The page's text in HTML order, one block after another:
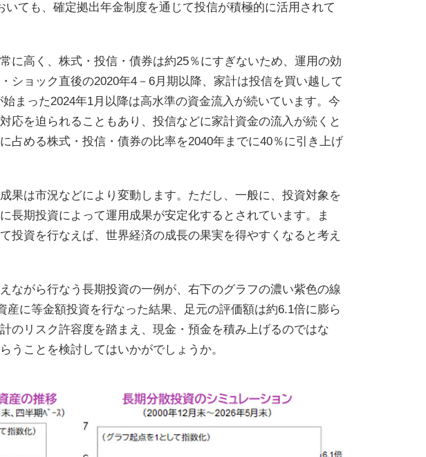
ても、確定拠出年金制度を通じて投信が積極的に活用されて
に高く、株式・投信・債券は約25％にすぎないため、運用の効
ショック直後の2020年4－6月期以降、家計は投信を買い越して
まった2024年1月以降は高水準の資金流入が続いています。今
応を迫られることもあり、投信などに家計資金の流入が続くと
占める株式・投信・債券の比率を2040年までに40％に引き上げ
果は市況などにより変動します。ただし、一般に、投資対象を
長期投資によって運用成果が安定化するとされています。ま
投資を行なえば、世界経済の成長の果実を得やすくなると考え
ながら行なう長期投資の一例が、右下のグラフの濃い紫色の線
産に等金額投資を行なった結果、足元の評価額は約6.1倍に膨ら
のリスク許容度を踏まえ、現金・預金を積み上げるのではな
うことを検討してはいかがでしょうか。